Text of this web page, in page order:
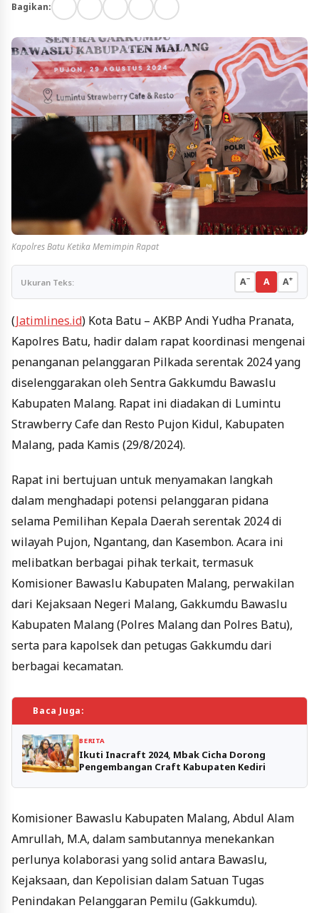
Bagikan:
Kapolres Batu Ketika Memimpin Rapat
Ukuran Teks: A− A A+
(Jatimlines.id) Kota Batu – AKBP Andi Yudha Pranata,
Kapolres Batu, hadir dalam rapat koordinasi mengenai
penanganan pelanggaran Pilkada serentak 2024 yang
diselenggarakan oleh Sentra Gakkumdu Bawaslu
Kabupaten Malang. Rapat ini diadakan di Lumintu
Strawberry Cafe dan Resto Pujon Kidul, Kabupaten
Malang, pada Kamis (29/8/2024).
Rapat ini bertujuan untuk menyamakan langkah
dalam menghadapi potensi pelanggaran pidana
selama Pemilihan Kepala Daerah serentak 2024 di
wilayah Pujon, Ngantang, dan Kasembon. Acara ini
melibatkan berbagai pihak terkait, termasuk
Komisioner Bawaslu Kabupaten Malang, perwakilan
dari Kejaksaan Negeri Malang, Gakkumdu Bawaslu
Kabupaten Malang (Polres Malang dan Polres Batu),
serta para kapolsek dan petugas Gakkumdu dari
berbagai kecamatan.
Baca Juga:
BERITA
Ikuti Inacraft 2024, Mbak Cicha Dorong
Pengembangan Craft Kabupaten Kediri
Komisioner Bawaslu Kabupaten Malang, Abdul Alam
Amrullah, M.A, dalam sambutannya menekankan
perlunya kolaborasi yang solid antara Bawaslu,
Kejaksaan, dan Kepolisian dalam Satuan Tugas
Penindakan Pelanggaran Pemilu (Gakkumdu).